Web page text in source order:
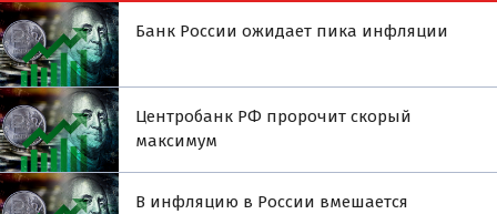
Банк России ожидает пика инфляции
Центробанк РФ пророчит скорый
максимум
В инфляцию в России вмешается